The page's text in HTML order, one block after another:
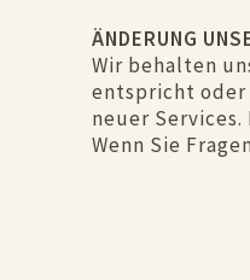
ÄNDERUNG
Wir behalten
entspricht oder
neuer
Wenn Sie